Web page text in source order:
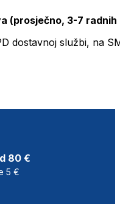
(prosječno, 3-7 radnih
dostavnoj službi, na
80 €
5 €